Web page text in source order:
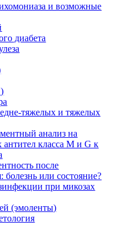
и возможные
диабета
тяжелых и тяжелых
анализ на
класса M и G к
после
болезнь или состояние?
при микозах
(эмоленты)